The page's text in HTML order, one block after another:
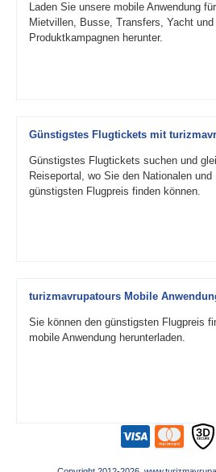
Laden Sie unsere mobile Anwendung
Mietvillen, Busse, Transfers, Yacht und
Produktkampagnen herunter.
Günstigstes Flugtickets mit
Günstigstes Flugtickets suchen und
Reiseportal, wo Sie den Nationalen und
günstigsten Flugpreis finden können.
turizmavrupatours Mobile
Sie können den günstigsten Flugpreis
mobile Anwendung herunterladen.